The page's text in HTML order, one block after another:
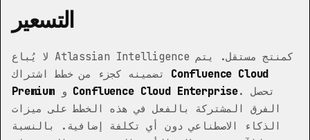
التسعير
لا يُباع Atlassian Intelligence كمنتج مستقل. يتم
Confluence Cloud
Premium
Confluence Cloud Enterprise. تحصل
الفرق المشتركة بالفعل في هذه الخطط على ميزات
الذكاء الاصطناعي دون أي تكلفة إضافية. بالنسبة